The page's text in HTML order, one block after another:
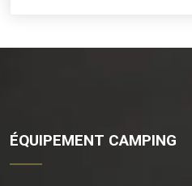
ÉQUIPEMENT CAMPING